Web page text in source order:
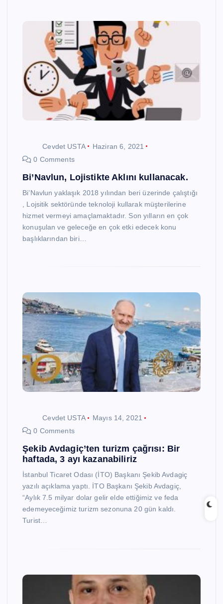
Cevdet USTA
Haziran 6, 2021
0 Comments
Bi’Navlun, Lojistikte Aklını kullanacak.
Bi’Navlun yaklaşık 2018 yılından beri üzerinde çalıştığı
, Lojsitik sektöründe teknoloji kullarak müşterilerine
hizmet vermeyi amaçlamaktadır. Son yılların en çok
konuşulan ve geleceğe en çok etki edecek konu
başlıklarından biri…
Cevdet USTA
Mayıs 14, 2021
0 Comments
Şekib Avdagiç’ten turizm çağrısı: Bir
haftada, 3 ayı kazanabiliriz
İstanbul Ticaret Odası (İTO) Başkanı Şekib Avdagiç
yazılı açıklama yaptı. İTO Başkanı Şekib Avdagiç,
“Aylık 7.5 milyar dolar gelir elde ettiğimiz ve feda
edemeyeceğimiz turizm sezonuna 20 gün kaldı.
Turist…